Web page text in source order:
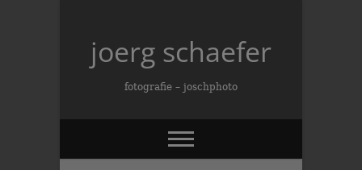
contentjoerg schaefer
fotografie – joschphoto